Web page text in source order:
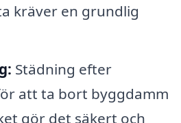
kräver en grundlig
Städning efter
att ta bort byggdamm
gör det säkert och